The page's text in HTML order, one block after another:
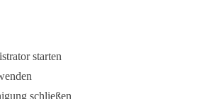
starten
schließen